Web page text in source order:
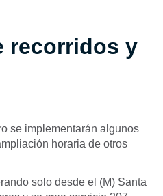
recorridos y
se implementarán algunos
horaria de otros
solo desde el (M) Santa